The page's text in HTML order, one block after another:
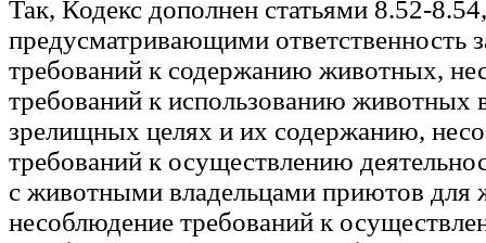
Так, Кодекс дополнен статьями 8.52-8.54,
предусматривающими ответственность
требований к содержанию животных,
требований к использованию животных
зрелищных целях и их содержанию,
требований к осуществлению
с животными владельцами приютов для
несоблюдение требований к